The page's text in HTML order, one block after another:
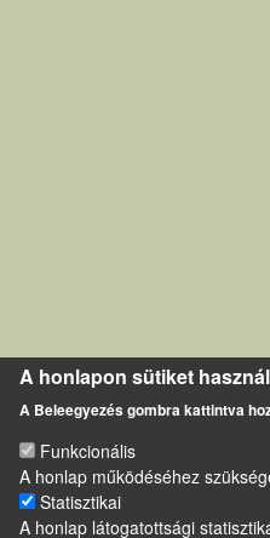
A honlapon sütiket
A Beleegyezés gombra kattintva
Funkcionális
A honlap működéséhez
Statisztikai
A honlap látogatottsági